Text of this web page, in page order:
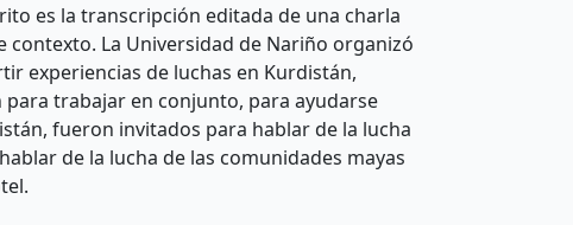
es la transcripción editada de una charla
contexto. La Universidad de Nariño organizó
experiencias de luchas en Kurdistán,
para trabajar en conjunto, para ayudarse
fueron invitados para hablar de la lucha
de la lucha de las comunidades mayas